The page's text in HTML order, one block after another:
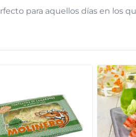
para aquellos días en los